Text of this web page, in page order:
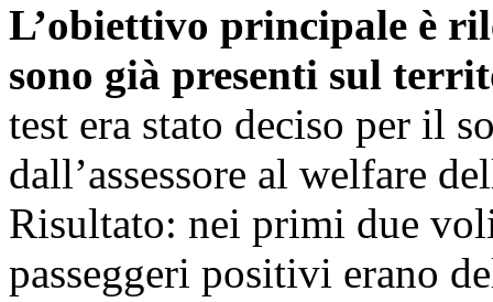
L’obiettivo principale è
sono già presenti sul
test era stato deciso per il
dall’assessore al welfare
Risultato: nei primi due
passeggeri positivi erano